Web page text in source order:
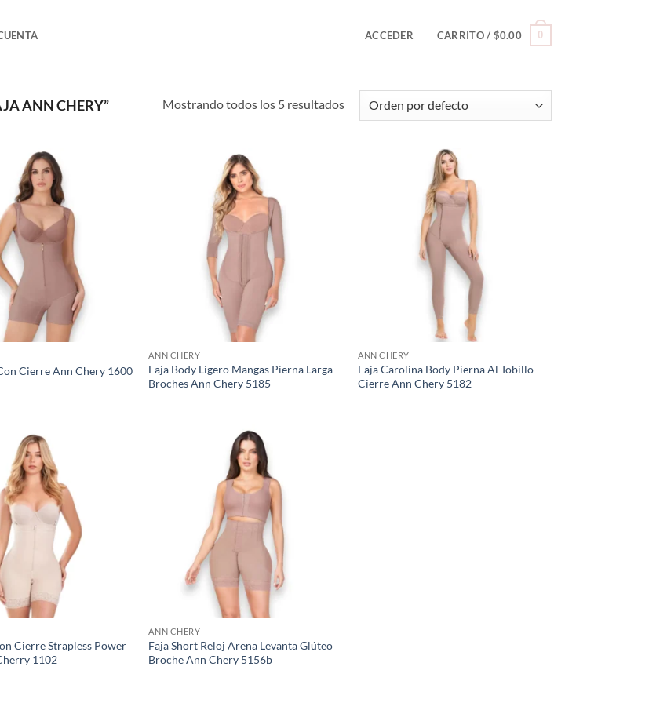
ACCEDER CARRITO / $0.00 0
ANN CHERY” Mostrando todos los 5 resultados
Cierre Ann Chery 1600
ANN CHERY
Faja Body Ligero Mangas Pierna Larga
Broches Ann Chery 5185
ANN CHERY
Faja Carolina Body Pierna Al Tobillo
Cierre Ann Chery 5182
Cierre Strapless Power
1102
ANN CHERY
Faja Short Reloj Arena Levanta Glúteo
Broche Ann Chery 5156b